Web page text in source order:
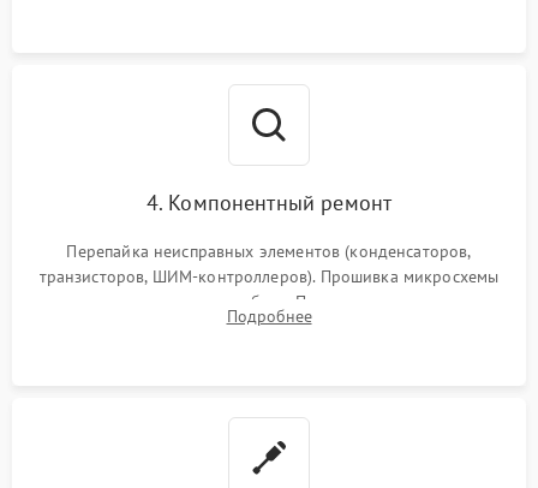
4. Компонентный ремонт
Перепайка неисправных элементов (конденсаторов,
транзисторов, ШИМ-контроллеров). Прошивка микросхемы
памяти при программных сбоях. При поломке подсветки —
разборка матрицы и замена выгоревших светодиодов.
Подробнее